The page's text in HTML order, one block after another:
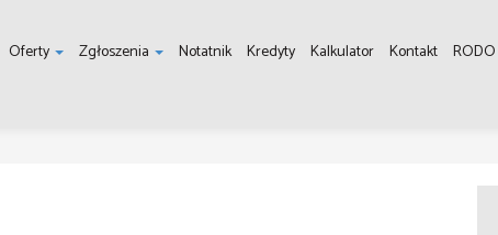
Oferty Zgłoszenia Notatnik Kredyty Kalkulator Kontakt RODO